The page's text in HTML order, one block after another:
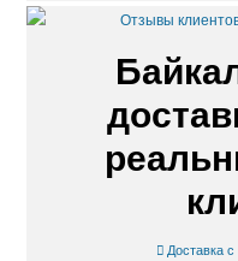
Доставка с